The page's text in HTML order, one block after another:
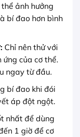
ảnh hưởng
bí đao hơn bình
Chỉ nên thử với
của cơ thể.
ngay từ đầu.
bí đao khi đói
áp đột ngột.
nhất để dùng
1 giờ để cơ